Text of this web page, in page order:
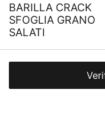
BARILLA CRACK
SFOGLIA GRANO
SALATI